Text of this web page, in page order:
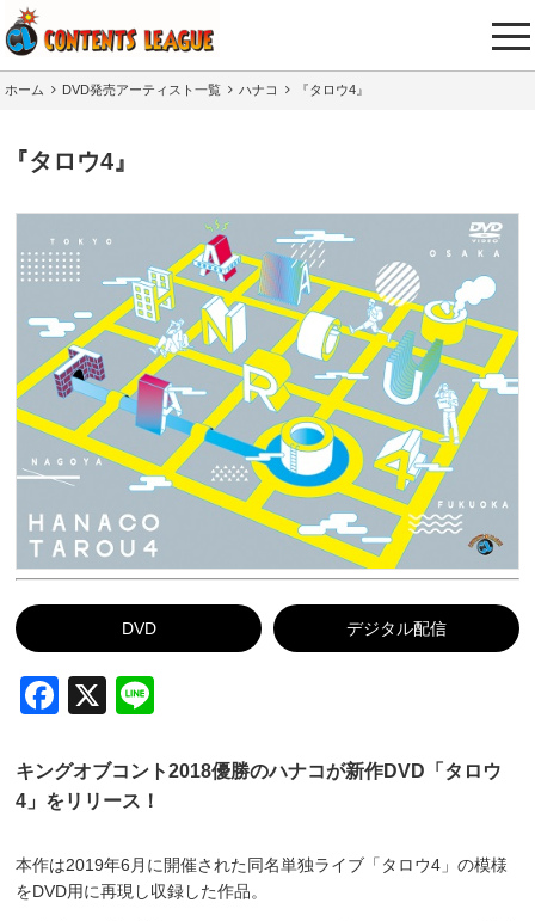
ホーム DVD発売アーティスト一覧 ハナコ 『タロウ4』
『タロウ4』
DVD デジタル配信
Facebook
X
キングオブコント2018優勝のハナコが新作DVD「タロウ
4」をリリース！
本作は2019年6月に開催された同名単独ライブ「タロウ4」の模様
をDVD用に再現し収録した作品。